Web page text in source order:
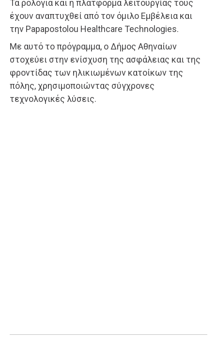
Τα ρολόγια και η πλατφόρμα λειτουργίας τους
έχουν αναπτυχθεί από τον όμιλο Εμβέλεια και
την Papapostolou Healthcare Technologies.
Με αυτό το πρόγραμμα, ο Δήμος Αθηναίων
στοχεύει στην ενίσχυση της ασφάλειας και της
φροντίδας των ηλικιωμένων κατοίκων της
πόλης, χρησιμοποιώντας σύγχρονες
τεχνολογικές λύσεις.